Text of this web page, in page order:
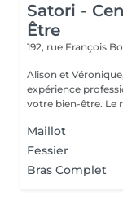
Satori -
Être
192, rue François
Alison et
expérience
votre
Maillot
Fessier
Bras Complet